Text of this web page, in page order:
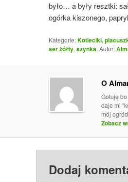
było… a były resztki:
ogórka kiszonego,
Kategorie:Kotleciki,
ser żółty, szynka. Autor:
O
Gotuję
daje mi
mój
Zobacz
Dodaj